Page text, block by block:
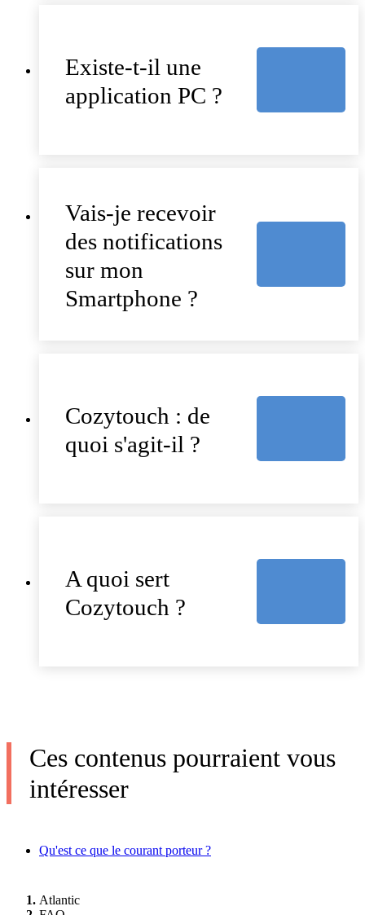
Existe-t-il une
application PC ?
Vais-je recevoir
des notifications
sur mon
Smartphone ?
Cozytouch : de
quoi s'agit-il ?
A quoi sert
Cozytouch ?
Ces contenus pourraient vous
intéresser
Qu'est ce que le courant porteur ?
Atlantic